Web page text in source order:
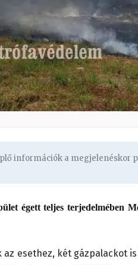
információk a megjelenéskor
égett teljes terjedelmében
esethez, két gázpalackot